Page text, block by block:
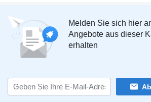
Melden Sie sich hier
Angebote aus dieser
erhalten